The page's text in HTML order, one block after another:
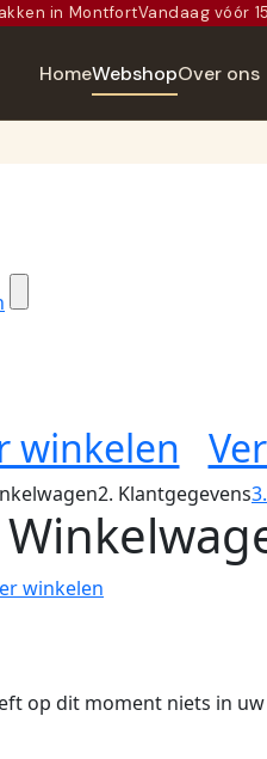
in MontfortVandaag vóór
HomeWebshopOver ons